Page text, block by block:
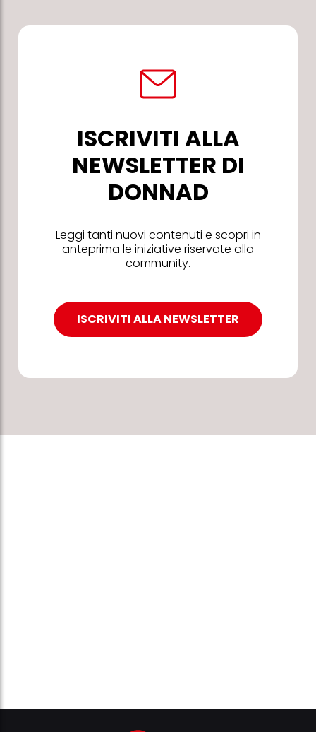
ISCRIVITI ALLA
NEWSLETTER DI
DONNAD
Leggi tanti nuovi contenuti e scopri in
anteprima le iniziative riservate alla
community.
ISCRIVITI ALLA NEWSLETTER